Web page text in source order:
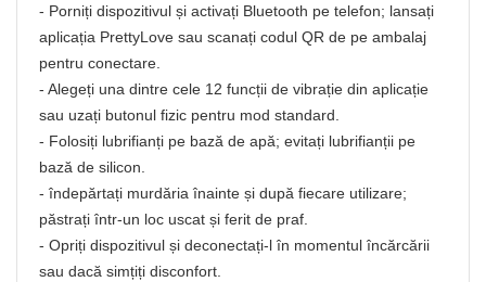
- Porniți dispozitivul și activați Bluetooth pe telefon; lansați
aplicația PrettyLove sau scanați codul QR de pe ambalaj
pentru conectare.
- Alegeți una dintre cele 12 funcții de vibrație din aplicație
sau uzați butonul fizic pentru mod standard.
- Folosiți lubrifianți pe bază de apă; evitați lubrifianții pe
bază de silicon.
- îndepărtați murdăria înainte și după fiecare utilizare;
păstrați într-un loc uscat și ferit de praf.
- Opriți dispozitivul și deconectați-l în momentul încărcării
sau dacă simțiți disconfort.